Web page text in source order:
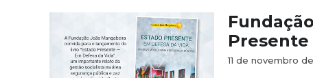
Presente
11 de novembro